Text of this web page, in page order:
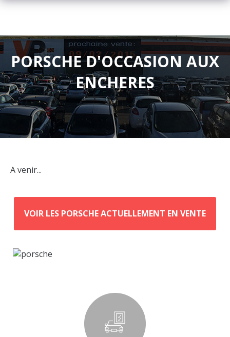
PORSCHE D'OCCASION AUX
ENCHERES
A venir...
VOIR LES PORSCHE ACTUELLEMENT EN VENTE